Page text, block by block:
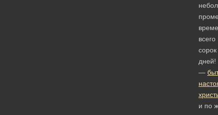
всего
сорок
дней!
—
и по